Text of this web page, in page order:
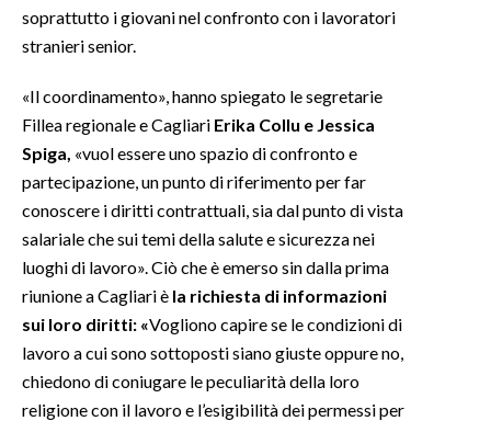
soprattutto i giovani nel confronto con i lavoratori
stranieri senior.
«Il coordinamento», hanno spiegato le segretarie
Fillea regionale e Cagliari Erika Collu e Jessica
Spiga, «vuol essere uno spazio di confronto e
partecipazione, un punto di riferimento per far
conoscere i diritti contrattuali, sia dal punto di vista
salariale che sui temi della salute e sicurezza nei
luoghi di lavoro». Ciò che è emerso sin dalla prima
riunione a Cagliari è la richiesta di informazioni
sui loro diritti: «Vogliono capire se le condizioni di
lavoro a cui sono sottoposti siano giuste oppure no,
chiedono di coniugare le peculiarità della loro
religione con il lavoro e l’esigibilità dei permessi per